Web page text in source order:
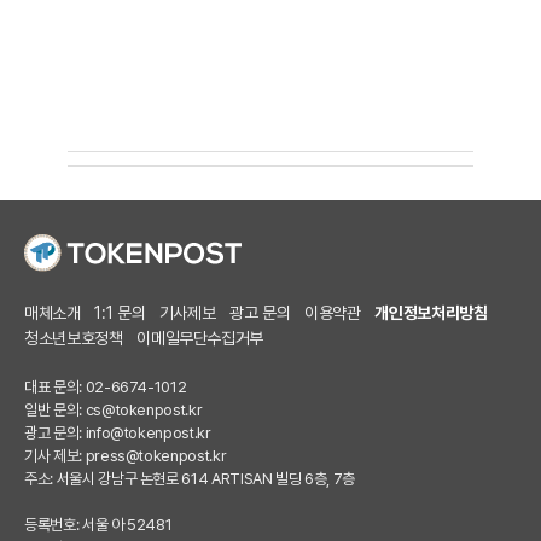
매체소개 1:1 문의 기사제보 광고 문의 이용약관
개인정보처리방침
청소년보호정책
이메일무단수집거부
대표 문의: 02-6674-1012
일반 문의: cs@tokenpost.kr
광고 문의: info@tokenpost.kr
기사 제보: press@tokenpost.kr
주소: 서울시 강남구 논현로 614 ARTISAN 빌딩 6층, 7층
등록번호: 서울 아 52481